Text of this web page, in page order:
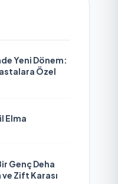
Yeni Dönem:
Özel
Elma
Genç Deha
Zift Karası